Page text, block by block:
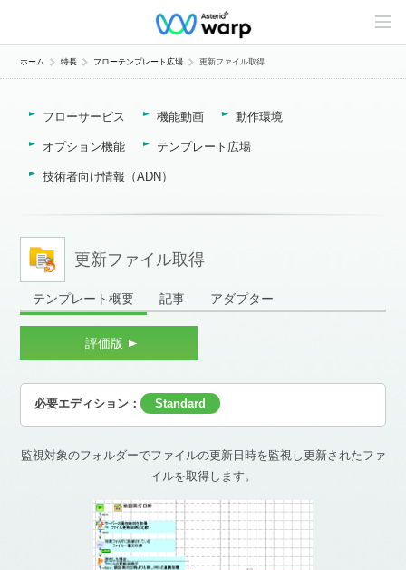
C
n
e
ホーム 特長 フローテンプレート広場 更新ファイル取得
フローサービス 機能動画 動作環境
オプション機能 テンプレート広場
技術者向け情報（ADN）
更新ファイル取得
テンプレート概要 記事 アダプター
評価版
必要エディション： Standard
監視対象のフォルダーでファイルの更新日時を監視し更新されたファ
イルを取得します。